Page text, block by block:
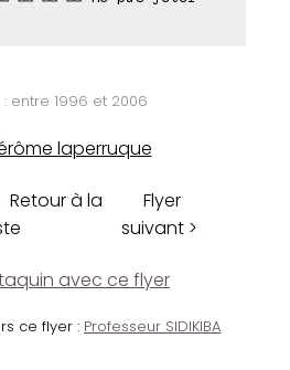
entre 1996 et 2006
laperruque
Retour à la
Flyer
suivant >
avec ce flyer
ce flyer : Professeur SIDIKIBA